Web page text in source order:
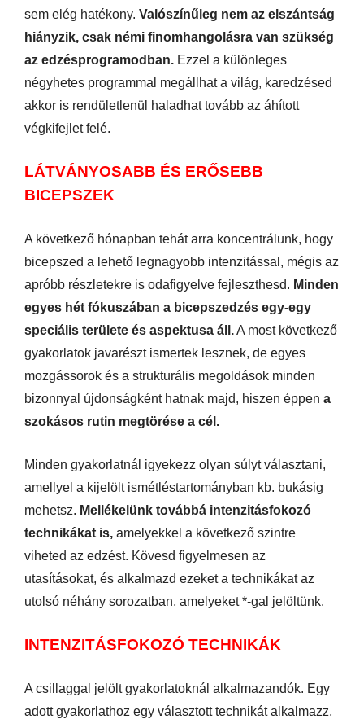
sem elég hatékony. Valószínűleg nem az elszántság
hiányzik, csak némi finomhangolásra van szükség
az edzésprogramodban. Ezzel a különleges
négyhetes programmal megállhat a világ, karedzésed
akkor is rendületlenül haladhat tovább az áhított
végkifejlet felé.
LÁTVÁNYOSABB ÉS ERŐSEBB
BICEPSZEK
A következő hónapban tehát arra koncentrálunk, hogy
bicepszed a lehető legnagyobb intenzitással, mégis az
apróbb részletekre is odafigyelve fejleszthesd. Minden
egyes hét fókuszában a bicepszedzés egy-egy
speciális területe és aspektusa áll.A most következő
gyakorlatok javarészt ismertek lesznek, de egyes
mozgássorok és a strukturális megoldások minden
bizonnyal újdonságként hatnak majd, hiszen éppen a
szokásos rutin megtörése a cél.
Minden gyakorlatnál igyekezz olyan súlyt választani,
amellyel a kijelölt ismétléstartományban kb. bukásig
mehetsz. Mellékelünk továbbá intenzitásfokozó
technikákat is, amelyekkel a következő szintre
viheted az edzést. Kövesd figyelmesen az
utasításokat, és alkalmazd ezeket a technikákat az
utolsó néhány sorozatban, amelyeket *-gal jelöltünk.
INTENZITÁSFOKOZÓ TECHNIKÁK
A csillaggal jelölt gyakorlatoknál alkalmazandók. Egy
adott gyakorlathoz egy választott technikát alkalmazz,